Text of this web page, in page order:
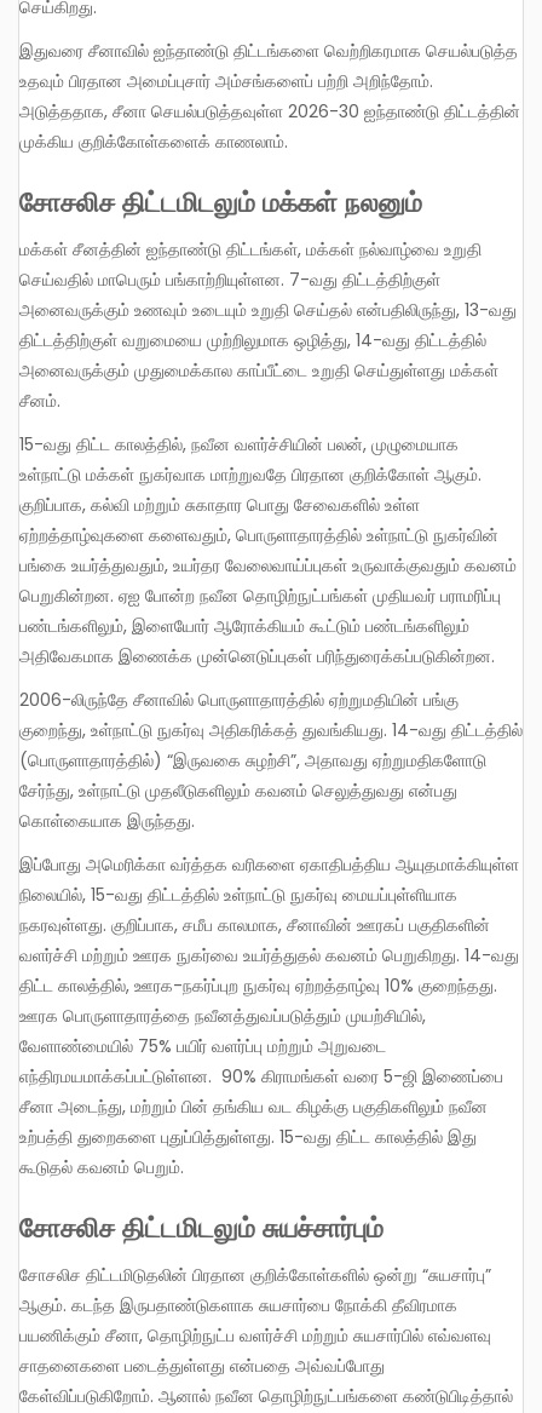
செய்கிறது.
இதுவரை சீனாவில் ஐந்தாண்டு திட்டங்களை வெற்றிகரமாக செயல்படுத்த
உதவும் பிரதான அமைப்புசார் அம்சங்களைப் பற்றி அறிந்தோம்.
அடுத்ததாக, சீனா செயல்படுத்தவுள்ள 2026-30 ஐந்தாண்டு திட்டத்தின்
முக்கிய குறிக்கோள்களைக் காணலாம்.
சோசலிச திட்டமிடலும் மக்கள் நலனும்
மக்கள் சீனத்தின் ஐந்தாண்டு திட்டங்கள், மக்கள் நல்வாழ்வை உறுதி
செய்வதில் மாபெரும் பங்காற்றியுள்ளன. 7-வது திட்டத்திற்குள்
அனைவருக்கும் உணவும் உடையும் உறுதி செய்தல் என்பதிலிருந்து, 13-வது
திட்டத்திற்குள் வறுமையை முற்றிலுமாக ஒழித்து, 14-வது திட்டத்தில்
அனைவருக்கும் முதுமைக்கால காப்பீட்டை உறுதி செய்துள்ளது மக்கள்
சீனம்.
15-வது திட்ட காலத்தில், நவீன வளர்ச்சியின் பலன், முழுமையாக
உள்நாட்டு மக்கள் நுகர்வாக மாற்றுவதே பிரதான குறிக்கோள் ஆகும்.
குறிப்பாக, கல்வி மற்றும் சுகாதார பொது சேவைகளில் உள்ள
ஏற்றத்தாழ்வுகளை களைவதும், பொருளாதாரத்தில் உள்நாட்டு நுகர்வின்
பங்கை உயர்த்துவதும், உயர்தர வேலைவாய்ப்புகள் உருவாக்குவதும் கவனம்
பெறுகின்றன. ஏஐ போன்ற நவீன தொழிற்நுட்பங்கள் முதியவர் பராமரிப்பு
பண்டங்களிலும், இளையோர் ஆரோக்கியம் கூட்டும் பண்டங்களிலும்
அதிவேகமாக இணைக்க முன்னெடுப்புகள் பரிந்துரைக்கப்படுகின்றன.
2006-லிருந்தே சீனாவில் பொருளாதாரத்தில் ஏற்றுமதியின் பங்கு
குறைந்து, உள்நாட்டு நுகர்வு அதிகரிக்கத் துவங்கியது. 14-வது திட்டத்தில்
(பொருளாதாரத்தில்) “இருவகை சுழற்சி”, அதாவது ஏற்றுமதிகளோடு
சேர்ந்து, உள்நாட்டு முதலீடுகளிலும் கவனம் செலுத்துவது என்பது
கொள்கையாக இருந்தது.
இப்போது அமெரிக்கா வர்த்தக வரிகளை ஏகாதிபத்திய ஆயுதமாக்கியுள்ள
நிலையில், 15-வது திட்டத்தில் உள்நாட்டு நுகர்வு மையப்புள்ளியாக
நகரவுள்ளது. குறிப்பாக, சமீப காலமாக, சீனாவின் ஊரகப் பகுதிகளின்
வளர்ச்சி மற்றும் ஊரக நுகர்வை உயர்த்துதல் கவனம் பெறுகிறது. 14-வது
திட்ட காலத்தில், ஊரக-நகர்ப்புற நுகர்வு ஏற்றத்தாழ்வு 10% குறைந்தது.
ஊரக பொருளாதாரத்தை நவீனத்துவப்படுத்தும் முயற்சியில்,
வேளாண்மையில் 75% பயிர் வளர்ப்பு மற்றும் அறுவடை
எந்திரமயமாக்கப்பட்டுள்ளன. 90% கிராமங்கள் வரை 5-ஜி இணைப்பை
சீனா அடைந்து, மற்றும் பின் தங்கிய வட கிழக்கு பகுதிகளிலும் நவீன
உற்பத்தி துறைகளை புதுப்பித்துள்ளது. 15-வது திட்ட காலத்தில் இது
கூடுதல் கவனம் பெறும்.
சோசலிச திட்டமிடலும் சுயச்சார்பும்
சோசலிச திட்டமிடுதலின் பிரதான குறிக்கோள்களில் ஒன்று “சுயசார்பு”
ஆகும். கடந்த இருபதாண்டுகளாக சுயசார்பை நோக்கி தீவிரமாக
பயணிக்கும் சீனா, தொழிற்நுட்ப வளர்ச்சி மற்றும் சுயசார்பில் எவ்வளவு
சாதனைகளை படைத்துள்ளது என்பதை அவ்வப்போது
கேள்விப்படுகிறோம். ஆனால் நவீன தொழிற்நுட்பங்களை கண்டுபிடித்தால்